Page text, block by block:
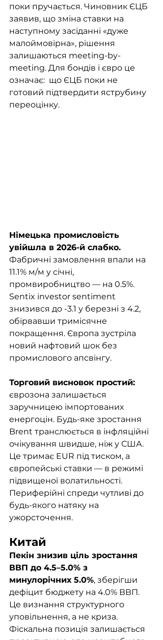
поки пручається. Чиновник ЄЦБ
заявив, що зміна ставки на
наступному засіданні «дуже
малоймовірна», рішення
залишаються meeting-by-
meeting. Для бондів і євро це
означає:  що ЄЦБ поки не
готовий підтвердити яструбину
переоцінку.
Німецька промисловість
увійшла в 2026-й слабко.
Фабричні замовлення впали на
11.1% м/м у січні,
промвиробництво — на 0.5%.
Sentix investor sentiment
знизився до -3.1 у березні з 4.2,
обірвавши тримісячне
покращення. Європа зустріла
новий нафтовий шок без
промислового апсвінгу.
Торговий висновок простий:
єврозона залишається
заручницею імпортованих
енергоцін. Будь-яке зростання
Brent транслюється в інфляційні
очікування швидше, ніж у США.
Це тримає EUR під тиском, а
європейські ставки — в режимі
підвищеної волатильності.
Периферійні спреди чутливі до
будь-якого натяку на
ужорсточення.
Китай
Пекін знизив ціль зростання
ВВП до 4.5–5.0% з
минулорічних 5.0%, зберігши
дефіцит бюджету на 4.0% ВВП.
Це визнання структурного
уповільнення, а не криза.
Фіскальна позиція залишається